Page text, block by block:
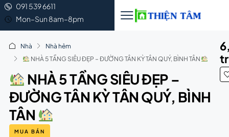
091 539 6611
Mon–Sun 8am–8pm
Nhà
Nhà hẻm
NHÀ 5 TẦNG SIÊU ĐẸP – ĐƯỜNG TÂN KỲ TÂN QUÝ, BÌNH TÂN
NHÀ 5 TẦNG SIÊU ĐẸP –
ĐƯỜNG TÂN KỲ TÂN QUÝ, BÌNH
TÂN
MUA BÁN